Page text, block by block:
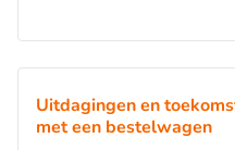
Uitdagingen en
met een bestelwagen